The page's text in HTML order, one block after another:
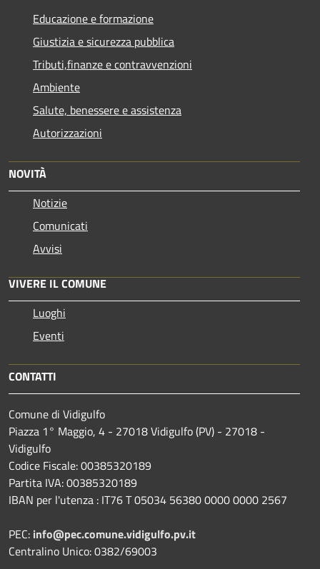
Educazione e formazione
Giustizia e sicurezza pubblica
Tributi,finanze e contravvenzioni
Ambiente
Salute, benessere e assistenza
Autorizzazioni
NOVITÀ
Notizie
Comunicati
Avvisi
VIVERE IL COMUNE
Luoghi
Eventi
CONTATTI
Comune di Vidigulfo
Piazza 1° Maggio, 4 - 27018 Vidigulfo (PV) - 27018 -
Vidigulfo
Codice Fiscale: 00385320189
Partita IVA: 00385320189
IBAN per l'utenza : IT76 T 05034 56380 0000 0000 2567
PEC: info@pec.comune.vidigulfo.pv.it
Centralino Unico: 0382/69003